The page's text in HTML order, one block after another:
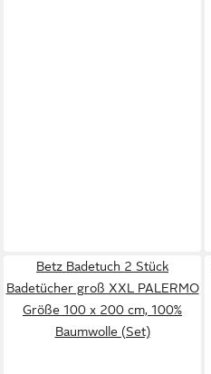
Betz Badetuch 2 Stück
Badetücher groß XXL PALERMO
Größe 100 x 200 cm, 100%
Baumwolle (Set)